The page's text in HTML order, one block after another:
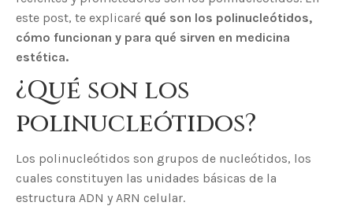
este post, te explicaré qué son los polinucleótidos,
cómo funcionan y para qué sirven en medicina
estética.
¿Qué son los
polinucleótidos?
Los polinucleótidos son grupos de nucleótidos, los
cuales constituyen las unidades básicas de la
estructura ADN y ARN celular.